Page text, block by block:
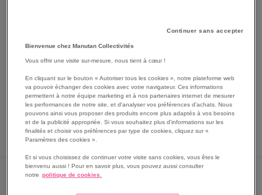
BEGINNING
IMAGES
GALLERY
Les avantages
Molleton 100% coton.
Poids 200gs/m2.
Rabat 12 cm.
Voir le descriptif complet
Continuer sans accepter
Bienvenue chez Manutan Collectivités
Vous offrir une visite sur-mesure, nous tient à cœur !
En cliquant sur le bouton « Autoriser tous les cookies », notre plateforme web
va pouvoir échanger des cookies avec votre navigateur. Ces informations
permettent à notre équipe marketing et à nos partenaires internet de mesurer
les performances de notre site, et d'analyser vos préférences d'achats. Nous
pouvons ainsi vous proposer des produits encore plus adaptés à vos besoins
et de la publicité appropriée. Si vous souhaitez plus d'informations sur les
finalités et choisir vos préférences par type de cookies, cliquez sur «
Paramètres des cookies ».
Et si vous choisissez de continuer votre visite sans cookies, vous êtes le
bienvenu aussi ! Pour en savoir plus, vous pouvez aussi consulter
notre politique de cookies.